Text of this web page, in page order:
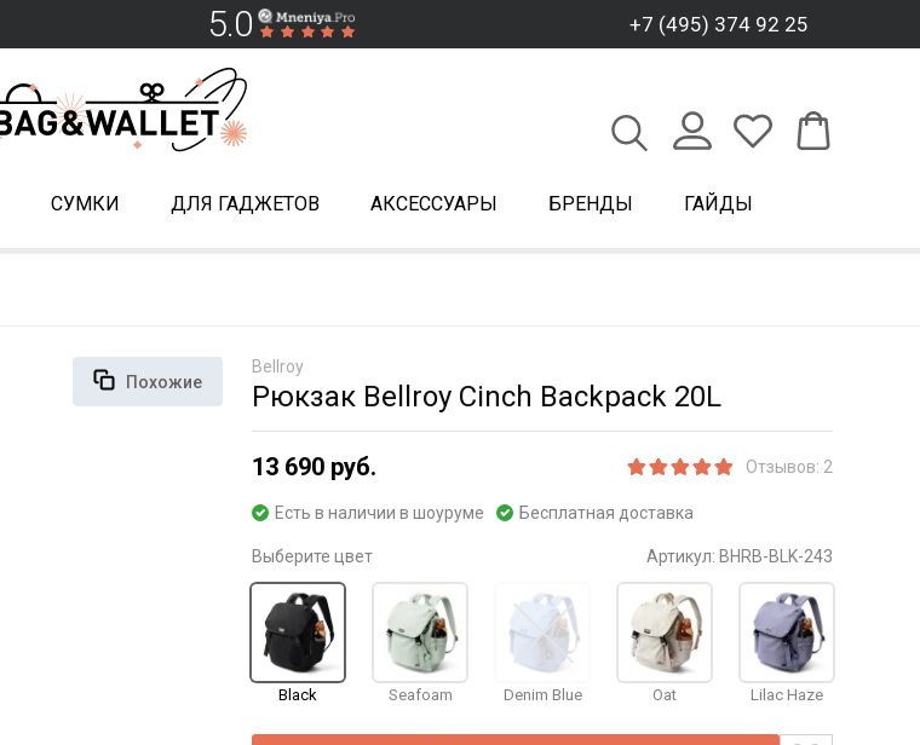
5.0 +7 (495) 374 92 25
СУМКИ ДЛЯ ГАДЖЕТОВ АКСЕССУАРЫ БРЕНДЫ ГАЙДЫ
Похожие
Bellroy
Рюкзак Bellroy Cinch Backpack 20L
13 690 руб. Отзывов: 2
Есть в наличии в шоуруме Бесплатная доставка
Выберите цвет Артикул: BHRB-BLK-243
Black Seafoam Denim Blue Oat Lilac Haze